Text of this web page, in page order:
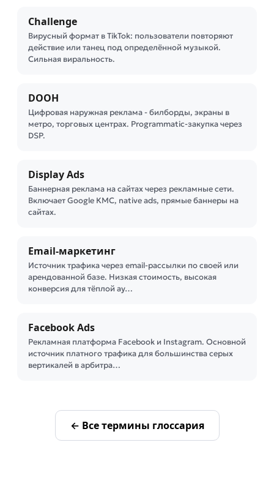
Challenge
Вирусный формат в TikTok: пользователи повторяют
действие или танец под определённой музыкой.
Сильная виральность.
DOOH
Цифровая наружная реклама - билборды, экраны в
метро, торговых центрах. Programmatic-закупка через
DSP.
Display Ads
Баннерная реклама на сайтах через рекламные сети.
Включает Google КМС, native ads, прямые баннеры на
сайтах.
Email-маркетинг
Источник трафика через email-рассылки по своей или
арендованной базе. Низкая стоимость, высокая
конверсия для тёплой ау…
Facebook Ads
Рекламная платформа Facebook и Instagram. Основной
источник платного трафика для большинства серых
вертикалей в арбитра…
← Все термины глоссария